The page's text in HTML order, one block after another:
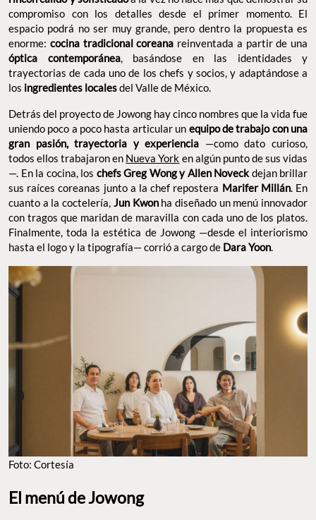
hace más que demostrar su compromiso con los detalles desde
el primer momento. El espacio podrá no ser muy grande, pero
dentro la propuesta es enorme: cocina tradicional coreana
reinventada a partir de una óptica contemporánea
, basándose
en las identidades y trayectorias de cada uno de los chefs y
socios, y adaptándose a los ingredientes locales
del Valle de
México.
Detrás del proyecto de Jowong hay cinco nombres que la vida
fue uniendo poco a poco hasta articular un
equipo de trabajo
con una gran pasión, trayectoria y experiencia
—como dato
curioso, todos ellos trabajaron enNueva Yorken algún punto de
sus vidas—. En la cocina, loschefs Greg Wong y Allen
Noveck
dejan brillar sus raíces coreanas junto a la chef
repostera
Marifer Millán . En cuanto a la coctelería, Jun Kwon
ha diseñado un menú innovador con tragos que maridan de
maravilla con cada uno de los platos. Finalmente, toda la estética
de Jowong —desde el interiorismo hasta el logo y la tipografía—
corrió a cargo de
El menú de Jowong